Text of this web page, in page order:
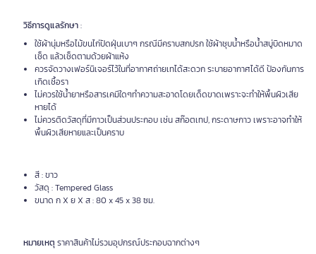
วิธีการดูแลรักษา:
ใช้ผ้านุ่มหรือไม้ขนไก่ปัดฝุ่นเบาๆ กรณีมีคราบสกปรก ใช้ผ้าชุบน้ำหรือน้ำสบู่บิดหมาด
เช็ด แล้วเช็ดตามด้วยผ้าแห้ง
ควรจัดวางเฟอร์นิเจอร์ไว้ในที่อากาศถ่ายเทได้สะดวก ระบายอากาศได้ดี ป้องกันการ
เกิดเชื้อรา
ไม่ควรใช้น้ำยาหรือสารเคมีใดๆทำความสะอาดโดยเด็ดขาดเพราะจะทำให้พื้นผิวเสีย
หายได้
ไม่ควรติดวัสดุที่มีกาวเป็นส่วนประกอบ เช่น สก๊อตเทป, กระดาษกาว เพราะอาจทำให้
พื้นผิวเสียหายและเป็นคราบ
สี : ขาว
วัสดุ : Tempered Glass
ขนาด ก X ย X ส : 80 x 45 x 38 ซม.
หมายเหตุ ราคาสินค้าไม่รวมอุปกรณ์ประกอบฉากต่างๆ